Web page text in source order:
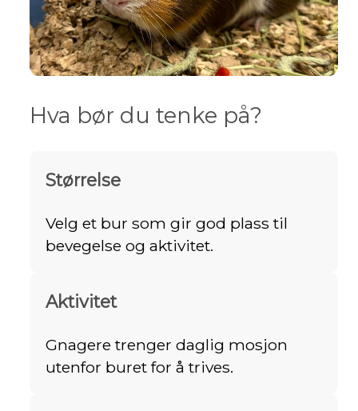
Hva bør du tenke på?
Størrelse
Velg et bur som gir god plass til
bevegelse og aktivitet.
Aktivitet
Gnagere trenger daglig mosjon
utenfor buret for å trives.